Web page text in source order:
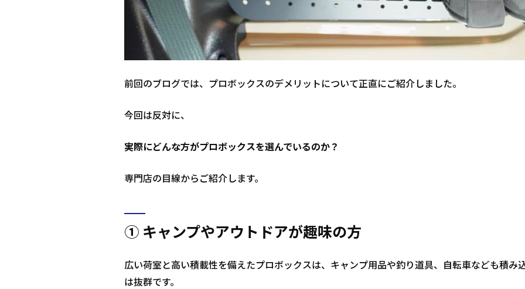
前回のブログでは、プロボックスのデメリットについて正直にご紹介しました。
今回は反対に、
実際にどんな方がプロボックスを選んでいるのか？
専門店の目線からご紹介します。
① キャンプやアウトドアが趣味の方
広い荷室と高い積載性を備えたプロボックスは、キャンプ用品や釣り道具、自転車なども積み
は抜群です。